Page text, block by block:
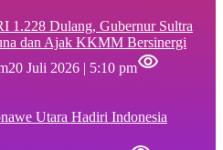
1.228 Dulang, Gubernur Sultra
dan Ajak KKMM Bersinergi
20 Juli 2026 | 5:10 pm
Utara Hadiri Indonesia